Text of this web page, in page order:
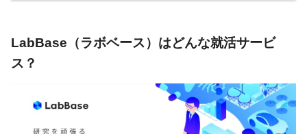
LabBase（ラボベース）はどんな就活サービ
ス？